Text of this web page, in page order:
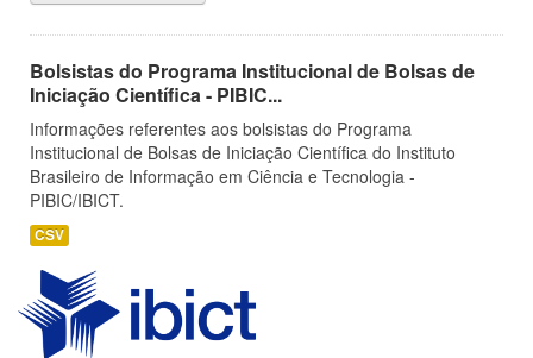
Bolsistas do Programa Institucional de Bolsas de
Iniciação Científica - PIBIC...
Informações referentes aos bolsistas do Programa
Institucional de Bolsas de Iniciação Científica do Instituto
Brasileiro de Informação em Ciência e Tecnologia -
PIBIC/IBICT.
CSV